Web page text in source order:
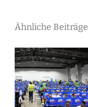
Ähnliche Beiträge